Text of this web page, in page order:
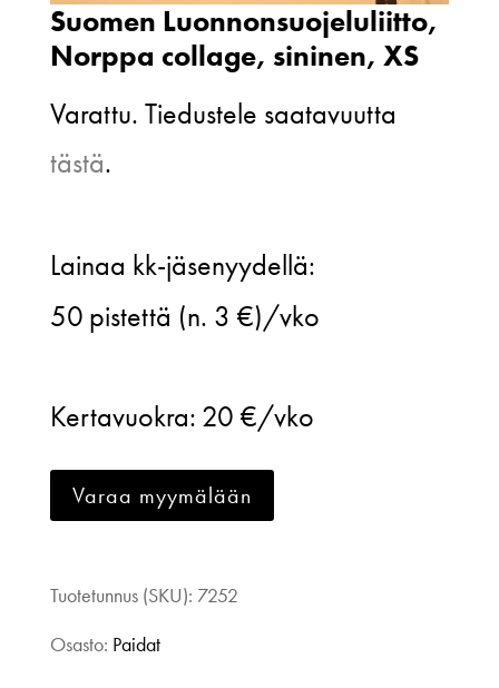
Suomen Luonnonsuojeluliitto,
Norppa collage, sininen, XS
Varattu. Tiedustele saatavuutta
tästä.
Luonnonsuojeluliitto,
Norppa
sininen,
XS
määrä
Lainaa kk-jäsenyydellä:
50 pistettä (n. 3 €)/vko
Kertavuokra: 20 €/vko
Varaa myymälään
Tuotetunnus (SKU): 7252
Osasto: Paidat